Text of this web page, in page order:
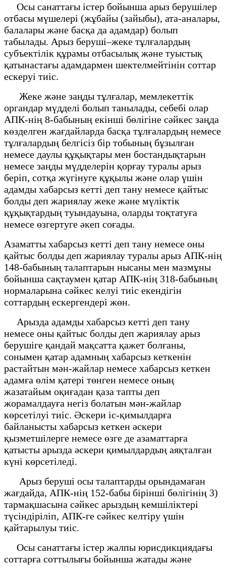
Осы санаттағы істер бойынша арыз берушілер
отбасы мүшелері (жұбайы (зайыбы), ата-аналары,
балалары және басқа да адамдар) болып
табылады. Арыз беруші–жеке тұлғалардың
субъектілік құрамы отбасылық және туыстық
қатынастағы адамдармен шектелмейтінін соттар
ескеруі тиіс.
Жеке және заңды тұлғалар, мемлекеттік
органдар мүдделі болып танылады, себебі олар
АПК-нің 8-бабының екінші бөлігіне сәйкес заңда
көзделген жағдайларда басқа тұлғалардың немесе
тұлғалардың белгісіз бір тобының бұзылған
немесе даулы құқықтары мен бостандықтарын
немесе заңды мүдделерін қорғау туралы арыз
беріп, сотқа жүгінуге құқылы және олар үшін
адамды хабарсыз кетті деп тану немесе қайтыс
болды деп жариялау жеке және мүліктік
құқықтардың туындауына, оларды тоқтатуға
немесе өзгертуге әкеп соғады.
Азаматты хабарсыз кетті деп тану немесе оны
қайтыс болды деп жариялау туралы арыз АПК-нің
148-бабының талаптарын нысаны мен мазмұны
бойынша сақтаумен қатар АПК-нің 318-бабының
нормаларына сәйкес келуі тиіс екендігін
соттардың ескергендері жөн.
Арызда адамды хабарсыз кетті деп тану
немесе оны қайтыс болды деп жариялау арыз
берушіге қандай мақсатта қажет болғаны,
сонымен қатар адамның хабарсыз кеткенін
растайтын мән-жайлар немесе хабарсыз кеткен
адамға өлiм қатерi төнген немесе оның
жазатайым оқиғадан қаза тапты деп
жорамалдауға негiз болатын мән-жайлар
көрсетілуі тиіс. Әскери іс-қимылдарға
байланысты хабарсыз кеткен әскери
қызметшілерге немесе өзге де азаматтарға
қатысты арызда әскери қимылдардың аяқталған
күні көрсетіледі.
Арыз беруші осы талаптарды орындамаған
жағдайда, АПК-нің 152-бабы бірінші бөлігінің 3)
тармақшасына сәйкес арыздың кемшіліктері
түсіндіріліп, АПК-ге сәйкес келтіру үшін
қайтарылуы тиіс.
Осы санаттағы істер жалпы юрисдикциядағы
соттарға соттылығы бойынша жатады және